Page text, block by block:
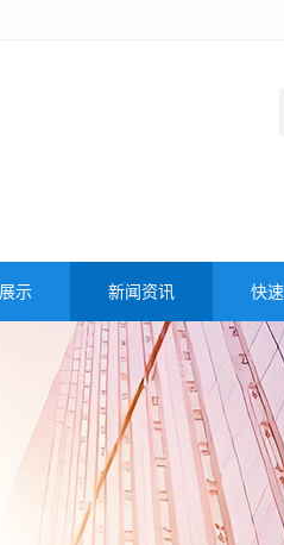
示 新闻资讯 快